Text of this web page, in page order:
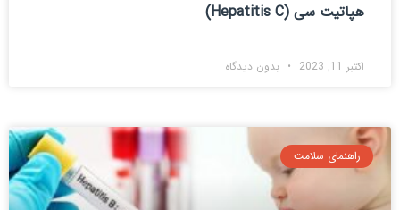
هپاتیت سی (Hepatitis C)
اکتبر 11, 2023 بدون دیدگاه
راهنمای سلامت